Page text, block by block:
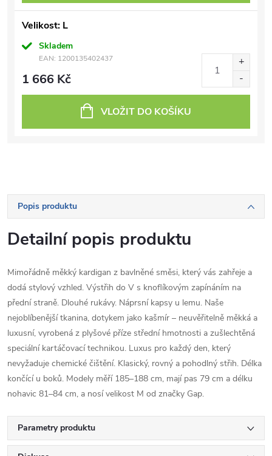
Velikost: L
Skladem
EAN: 1200135402437
1 666 Kč
VLOŽIT DO KOŠÍKU
Popis produktu
Detailní popis produktu
Mimořádně měkký kardigan z bavlněné směsi, který vás zahřeje a
dodá stylový vzhled. Výstřih do V s knoflíkovým zapínáním na
přední straně. Dlouhé rukávy. Náprsní kapsy u lemu. Naše
nejoblíbenější tkanina, dotykem jako kašmír – neuvěřitelně měkká a
luxusní, vyrobená z plyšové příze střední hmotnosti a zušlechtěná
speciální kartáčovací technikou. Luxus pro každý den, který
nevyžaduje chemické čištění. Klasický, rovný a pohodlný střih. Délka
končící u boků. Modely měří 185–188 cm, mají pas 79 cm a délku
nohavic 81–84 cm, a nosí velikost M od značky Gap.
Parametry produktu